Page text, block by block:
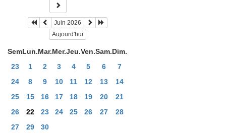
Juin 2026
Aujourd'hui
SemLun.Mar.Mer.Jeu.Ven.Sam.Dim.
23
1 2 3 4 5 6
7
24
8 9 10 11 12 13
14
25
15 16 17 18 19 20
21
26
22 23 24 25 26 27
28
27
29 30